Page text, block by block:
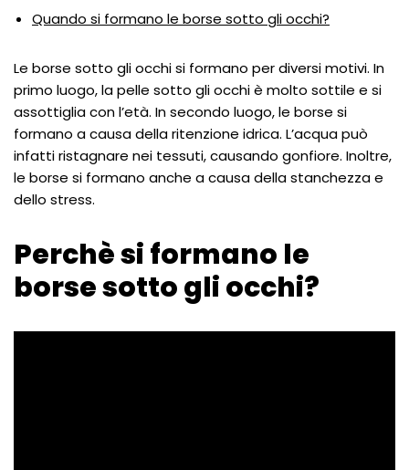
Quando si formano le borse sotto gli occhi?
Le borse sotto gli occhi si formano per diversi motivi. In
primo luogo, la pelle sotto gli occhi è molto sottile e si
assottiglia con l’età. In secondo luogo, le borse si
formano a causa della ritenzione idrica. L’acqua può
infatti ristagnare nei tessuti, causando gonfiore. Inoltre,
le borse si formano anche a causa della stanchezza e
dello stress.
Perchè si formano le
borse sotto gli occhi?